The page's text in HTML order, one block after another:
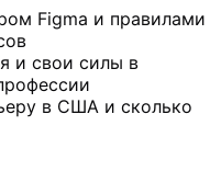
Figma и правилами
и свои силы в
в США и сколько